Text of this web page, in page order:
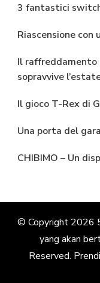
3 fantastici
Riascensione con
Il
sopravvive
Il gioco T-Rex di
Una porta del
CHIBIMO – Un
© Copyright 2026
yang akan
Reserved.